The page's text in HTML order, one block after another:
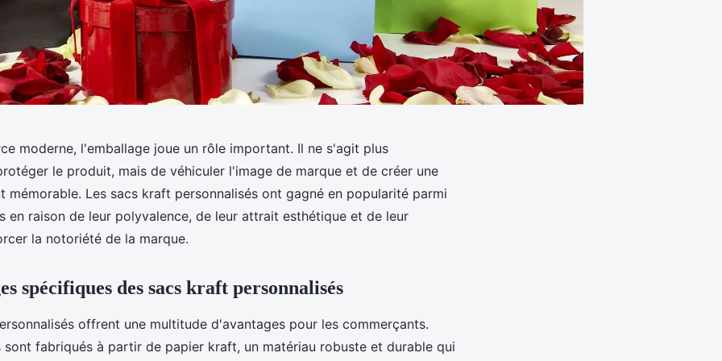
moderne, l'emballage joue un rôle important. Il ne s'agit plus
le produit, mais de véhiculer l'image de marque et de créer une
mémorable. Les sacs kraft personnalisés ont gagné en popularité parmi
en raison de leur polyvalence, de leur attrait esthétique et de leur
la notoriété de la marque.
spécifiques des sacs kraft personnalisés
offrent une multitude d'avantages pour les commerçants.
fabriqués à partir de papier kraft, un matériau robuste et durable qui